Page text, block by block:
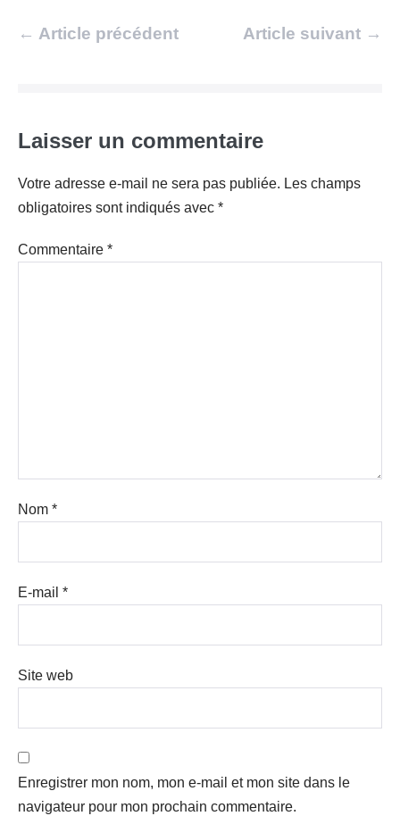
Navigation
← Article précédent Article suivant →
Laisser un commentaire
Votre adresse e-mail ne sera pas publiée. Les champs
obligatoires sont indiqués avec *
Commentaire *
Nom *
E-mail *
Site web
Enregistrer mon nom, mon e-mail et mon site dans le
navigateur pour mon prochain commentaire.